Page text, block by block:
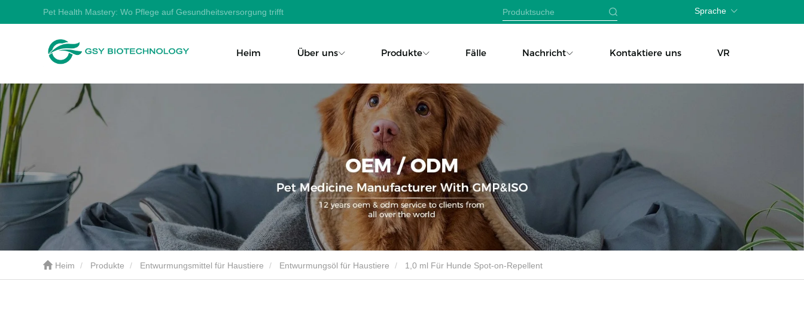
Pet Health Mastery: Wo Pflege auf Gesundheitsversorgung trifft Sprache
Heim Über uns Produkte Fälle Nachricht Kontaktiere uns VR
Heim Produkte Entwurmungsmittel für Haustiere Entwurmungsöl für Haustiere 1,0 ml Für Hunde Spot-on-Repellent